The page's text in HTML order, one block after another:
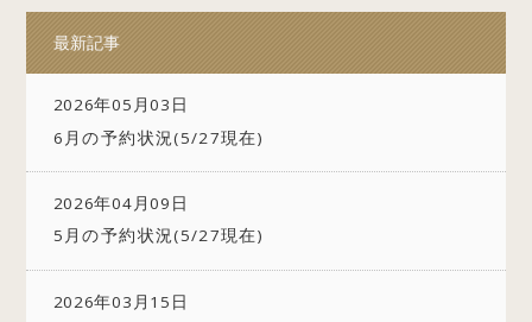
最新記事
2026年05月03日
6月の予約状況(5/27現在)
2026年04月09日
5月の予約状況(5/27現在)
2026年03月15日